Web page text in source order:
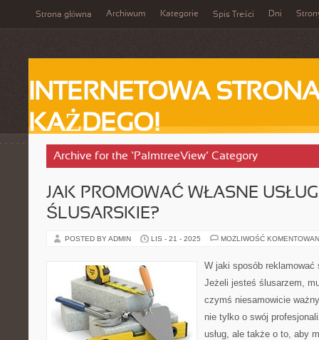
Strona główna Archiwum Kategorie Spis Treści Dni
INTERNETOWA
KAŻDEGO!
Archive for the ‘PalmtreeView’ Category
JAK PROMOWAĆ WŁASNE
ŚLUSARSKIE?
POSTED BY ADMIN LIS - 21 - 2025 MOŻLIWOŚĆ
W jaki sposób reklamować
Jeżeli jesteś ślusarzem,
czymś niesamowicie
nie tylko o swój
usług, ale także o to, aby